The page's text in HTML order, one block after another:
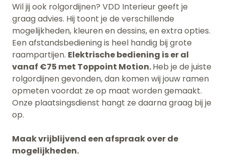
Wil jij ook rolgordijnen? VDD Interieur geeft je
graag advies. Hij toont je de verschillende
mogelijkheden, kleuren en dessins, en extra opties.
Een afstandsbediening is heel handig bij grote
raampartijen. Elektrische bediening is eral
vanaf €75 met Toppoint Motion.Heb je de juiste
rolgordijnen gevonden, dan komen wij jouw ramen
opmeten voordat ze op maat worden gemaakt.
Onze plaatsingsdienst hangt ze daarna graag bij je
op.
Maak vrijblijvend een afspraak over de
mogelijkheden.